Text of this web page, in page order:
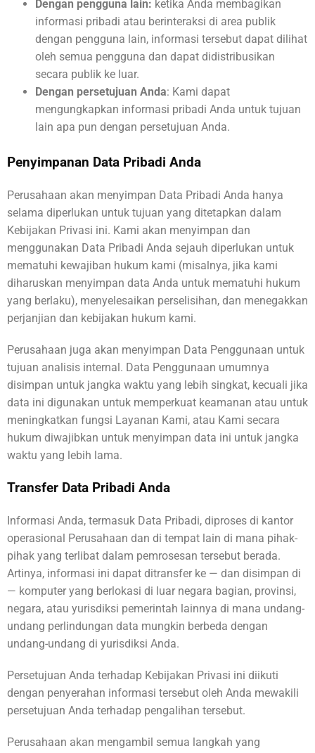
Dengan pengguna lain: ketika Anda membagikan
informasi pribadi atau berinteraksi di area publik
dengan pengguna lain, informasi tersebut dapat dilihat
oleh semua pengguna dan dapat didistribusikan
secara publik ke luar.
Dengan persetujuan Anda: Kami dapat
mengungkapkan informasi pribadi Anda untuk tujuan
lain apa pun dengan persetujuan Anda.
Penyimpanan Data Pribadi Anda
Perusahaan akan menyimpan Data Pribadi Anda hanya
selama diperlukan untuk tujuan yang ditetapkan dalam
Kebijakan Privasi ini. Kami akan menyimpan dan
menggunakan Data Pribadi Anda sejauh diperlukan untuk
mematuhi kewajiban hukum kami (misalnya, jika kami
diharuskan menyimpan data Anda untuk mematuhi hukum
yang berlaku), menyelesaikan perselisihan, dan menegakkan
perjanjian dan kebijakan hukum kami.
Perusahaan juga akan menyimpan Data Penggunaan untuk
tujuan analisis internal. Data Penggunaan umumnya
disimpan untuk jangka waktu yang lebih singkat, kecuali jika
data ini digunakan untuk memperkuat keamanan atau untuk
meningkatkan fungsi Layanan Kami, atau Kami secara
hukum diwajibkan untuk menyimpan data ini untuk jangka
waktu yang lebih lama.
Transfer Data Pribadi Anda
Informasi Anda, termasuk Data Pribadi, diproses di kantor
operasional Perusahaan dan di tempat lain di mana pihak-
pihak yang terlibat dalam pemrosesan tersebut berada.
Artinya, informasi ini dapat ditransfer ke — dan disimpan di
— komputer yang berlokasi di luar negara bagian, provinsi,
negara, atau yurisdiksi pemerintah lainnya di mana undang-
undang perlindungan data mungkin berbeda dengan
undang-undang di yurisdiksi Anda.
Persetujuan Anda terhadap Kebijakan Privasi ini diikuti
dengan penyerahan informasi tersebut oleh Anda mewakili
persetujuan Anda terhadap pengalihan tersebut.
Perusahaan akan mengambil semua langkah yang